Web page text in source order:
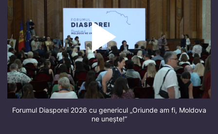
Forumul Diasporei 2026 cu genericul „Oriunde am fi, Moldova
ne unește!”